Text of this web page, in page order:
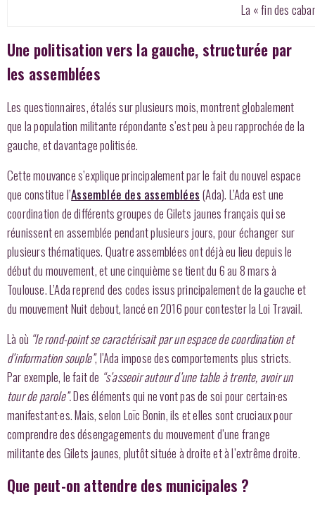
La « fin des
Une politisation vers la gauche, structurée par
les assemblées
Les questionnaires, étalés sur plusieurs mois, montrent globalement
que la population militante répondante s’est peu à peu rapprochée de la
gauche, et davantage politisée.
Cette mouvance s’explique principalement par le fait du nouvel espace
que constitue l’Assemblée des assemblées (Ada). L’Ada est une
coordination de différents groupes de Gilets jaunes français qui se
réunissent en assemblée pendant plusieurs jours, pour échanger sur
plusieurs thématiques. Quatre assemblées ont déjà eu lieu depuis le
début du mouvement, et une cinquième se tient du 6 au 8 mars à
Toulouse. L’Ada reprend des codes issus principalement de la gauche et
du mouvement Nuit debout, lancé en 2016 pour contester la Loi Travail.
Là où “le rond-point se caractérisait par un espace de coordination et
d’information souple”, l’Ada impose des comportements plus stricts.
Par exemple, le fait de “s’asseoir autour d’une table à trente, avoir un
tour de parole”.Des éléments qui ne vont pas de soi pour certain·es
manifestant·es. Mais, selon Loïc Bonin, ils et elles sont cruciaux pour
comprendre des désengagements du mouvement d’une frange
militante des Gilets jaunes, plutôt située à droite et à l’extrême droite.
Que peut-on attendre des municipales ?